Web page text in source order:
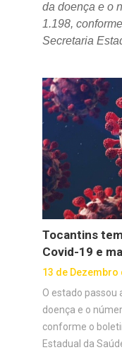
da doença e o
1.198,
Secretaria
Tocantins
Covid-19 e
13 de Dezembro
O estado passou
doença e o
conforme o
Estadual da